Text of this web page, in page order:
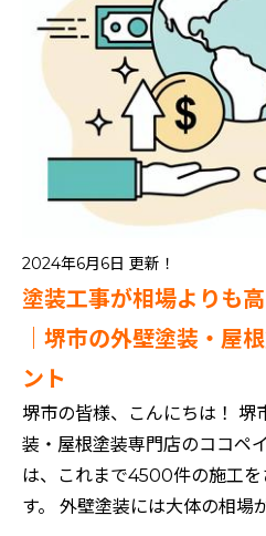
2024年6月6日 更新！
塗装工事が相場よりも
｜堺市の外壁塗装・屋
ント
堺市の皆様、こんにちは！ 堺
装・屋根塗装専門店のココペ
は、これまで4500件の施工
す。 外壁塗装には大体の相場